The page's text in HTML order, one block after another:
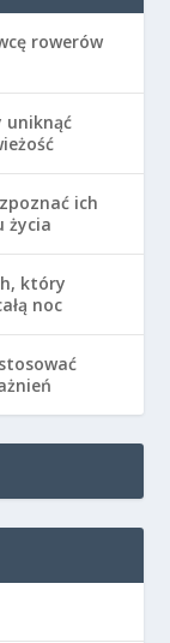
rowerów
uniknąć
ich
życia
który
noc